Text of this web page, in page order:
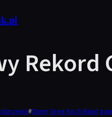
Rekord
#DżemGreg Koch Band